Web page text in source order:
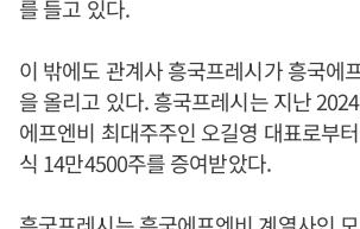
를 들고 있다.
이 밖에도 관계사 흥국프레시가 흥국에
을 올리고 있다. 흥국프레시는 지난
에프엔비 최대주주인 오길영 대표로부
식 14만4500주를 증여받았다.